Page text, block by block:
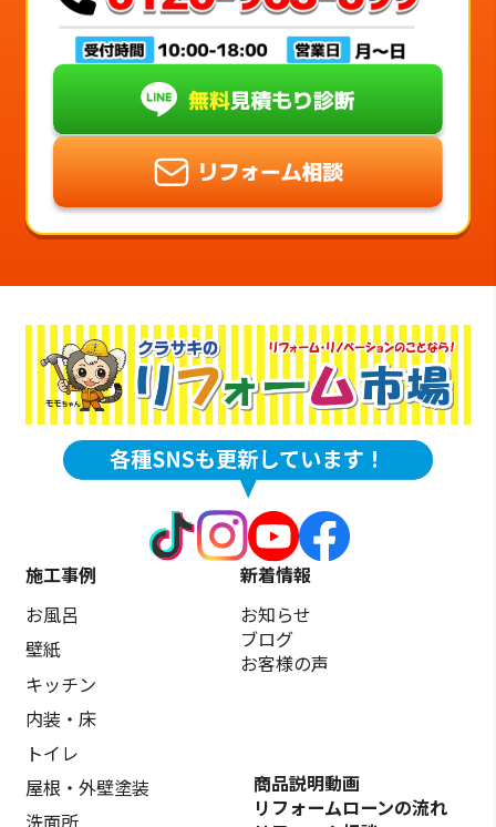
施工事例
お風呂
壁紙
キッチン
内装・床
トイレ
屋根・外壁塗装
新着情報
お知らせ
ブログ
お客様の声
商品説明動画
リフォームローンの流れ